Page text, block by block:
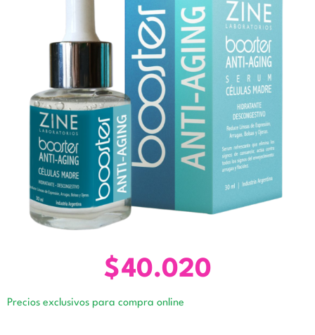
$40.020
Precios exclusivos para compra online